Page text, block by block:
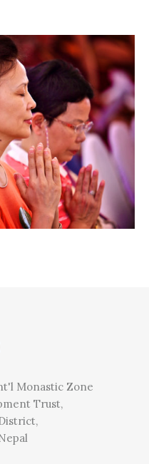
Monastic Zone
Trust,